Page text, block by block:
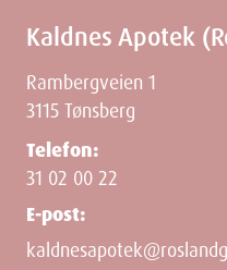
Kaldnes Apotek
Rambergveien 1
3115 Tønsberg
Telefon:
31 02 00 22
E-post: